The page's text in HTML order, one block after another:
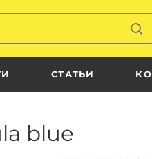
СТАТЬИ
blue